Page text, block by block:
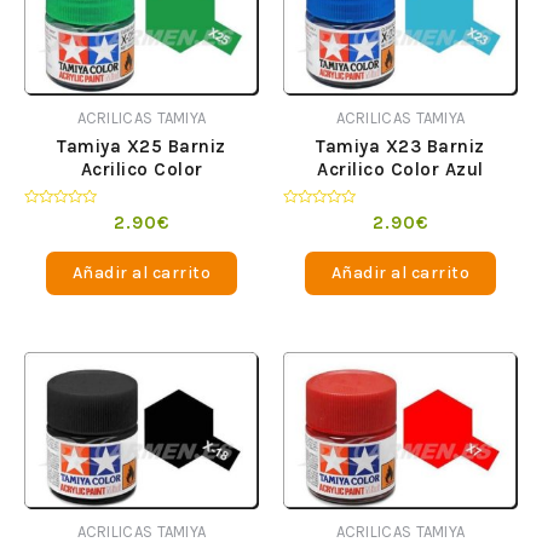
ACRILICAS TAMIYA
Tamiya X25 Barniz
Acrilico Color
VerdeTranslucido
2.90€
Añadir al carrito
ACRILICAS TAMIYA
Tamiya X23 Barniz
Acrilico Color Azul
Translucido
2.90€
Añadir al carrito
ACRILICAS TAMIYA ACRILICAS TAMIYA